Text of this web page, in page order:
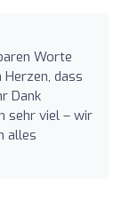
Worte
dass
Dank
sehr viel – wir
alles